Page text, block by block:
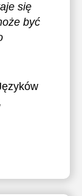
się
być